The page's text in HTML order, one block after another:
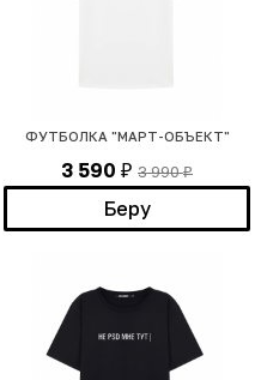
ФУТБОЛКА "МАРТ-ОБЪЕКТ"
3 590 ₽ 3 990₽
Беру